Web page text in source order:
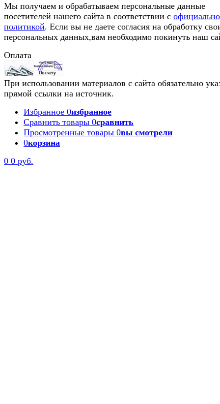
Мы получаем и обрабатываем персональные данные
посетителей нашего сайта в соответствии с
политикой. Если вы не даете согласия на обработку
персональных данных,вам необходимо покинуть наш
Оплата
При использовании материалов с сайта обязательно
прямой ссылки на источник.
Избранное 0избранное
Сравнить товары 0сравнить
Просмотренные товары 0вы смотрели
0корзина
0 0 руб.